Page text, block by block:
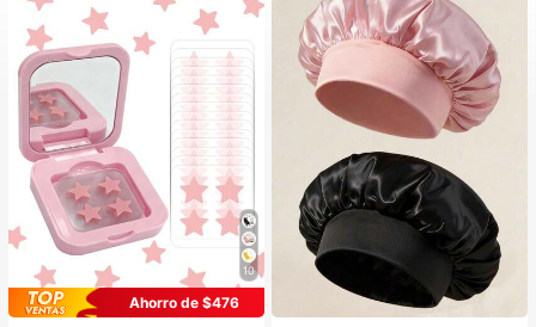
10
Ahorro de $476